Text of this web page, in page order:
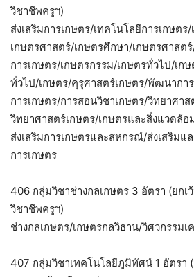
วิชาชีพครูฯ)
ส่งเสริมการเกษตร/เทคโนโลยีการเกษต
เกษตรศาสตร์/เกษตรศึกษา/เกษตรศาสต
การเกษตร/เกษตรกรรม/เกษตรทั่วไป/เก
ทั่วไป/เกษตร/คุรุศาสตร์เกษตร/พัฒนาการ
การเกษตร/การสอนวิชาเกษตร/วิทยาศาส
วิทยาศาสตร์เกษตร/เกษตรและสิ่งแวดล้
ส่งเสริมการเกษตรและสหกรณ์/ส่งเสริมแ
การเกษตร
406 กลุ่มวิชาช่างกลเกษตร 3 อัตรา (ยก
วิชาชีพครูฯ)
ช่างกลเกษตร/เกษตรกลวิธาน/วิศวกรรมเ
407 กลุ่มวิชาเทคโนโลยีภูมิทัศน์ 1 อัตรา